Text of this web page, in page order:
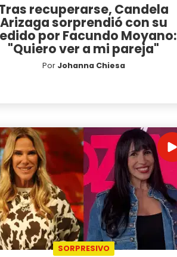
recuperarse, Candela
Arizaga sorprendió con su
por Facundo Moyano:
"Quiero ver a mi pareja"
Por Johanna Chiesa
SORPRESIVO